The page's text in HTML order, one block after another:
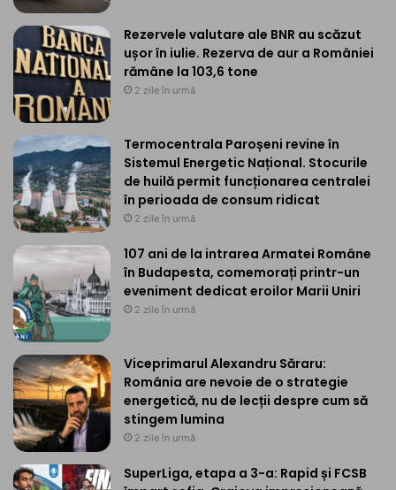
Rezervele valutare ale BNR au scăzut
ușor în iulie. Rezerva de aur a României
rămâne la 103,6 tone
2 zile în urmă
Termocentrala Paroșeni revine în
Sistemul Energetic Național. Stocurile
de huilă permit funcționarea centralei
în perioada de consum ridicat
2 zile în urmă
107 ani de la intrarea Armatei Române
în Budapesta, comemorați printr-un
eveniment dedicat eroilor Marii Uniri
2 zile în urmă
Viceprimarul Alexandru Săraru:
România are nevoie de o strategie
energetică, nu de lecții despre cum să
stingem lumina
2 zile în urmă
SuperLiga, etapa a 3-a: Rapid și FCSB